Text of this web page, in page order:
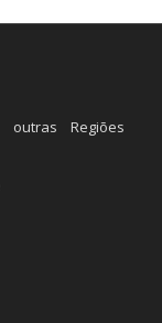
outras Regiões